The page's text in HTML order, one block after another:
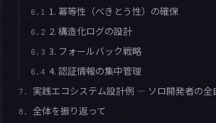
6.1 1. 冪等性（べきとう性）の確保
6.2 2. 構造化ログの設計
6.3 3. フォールバック戦略
6.4 4. 認証情報の集中管理
7. 実践エコシステム設計例 — ソロ開発者の全
8. 全体を振り返って